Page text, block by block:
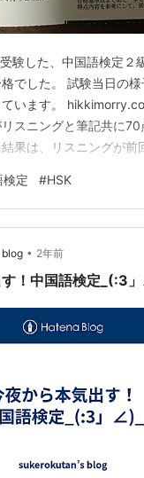
験した、中国語検定２
でした。 試験当日の
います。
スニングと筆記共に
果は、リスニングが前
の受験はひと段落とし
HSK（４級、５級）受
中国語検定２級（カッ
不合格、リスニング30
11/26：不…
検定 #HSK
blog • 2年前
！中国語検定_(:3」